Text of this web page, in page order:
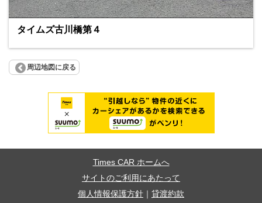
タイムズ古川橋第４
周辺地図に戻る
Times CAR ホームへ
サイトのご利用にあたって
個人情報保護方針
貸渡約款